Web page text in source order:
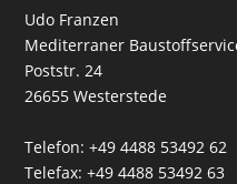
Udo Franzen
Mediterraner
Poststr. 24
26655 Westerstede
Telefon: +49 4488 53492 62
Telefax: +49 4488 53492 63